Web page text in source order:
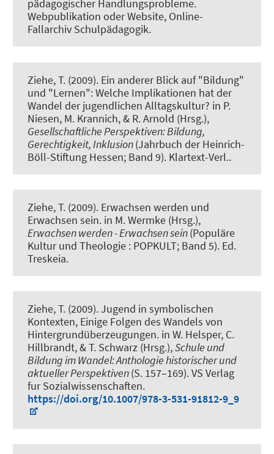
pädagogischer Handlungsprobleme.
Webpublikation oder Website, Online-
Fallarchiv Schulpädagogik.
Ziehe, T. (2009). Ein anderer Blick auf "Bildung"
und "Lernen": Welche Implikationen hat der
Wandel der jugendlichen Alltagskultur? in P.
Niesen, M. Krannich, & R. Arnold (Hrsg.),
Gesellschaftliche Perspektiven: Bildung,
Gerechtigkeit, Inklusion(Jahrbuch der Heinrich-
Böll-Stiftung Hessen; Band 9). Klartext-Verl..
Ziehe, T. (2009). Erwachsen werden und
Erwachsen sein. in M. Wermke (Hrsg.),
Erwachsen werden - Erwachsen sein(Populäre
Kultur und Theologie : POPKULT; Band 5). Ed.
Treskeia.
Ziehe, T. (2009).Jugend in symbolischen
Kontexten, Einige Folgen des Wandels von
Hintergrundüberzeugungen. in W. Helsper, C.
Hillbrandt, & T. Schwarz (Hrsg.),Schule und
Bildung im Wandel: Anthologie historischer und
aktueller Perspektiven(S. 157–169). VS Verlag
fur Sozialwissenschaften.
https://doi.org/10.1007/978-3-531-91812-9_9